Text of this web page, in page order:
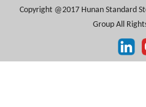
Copyright @2017 Hunan Standard
Group All